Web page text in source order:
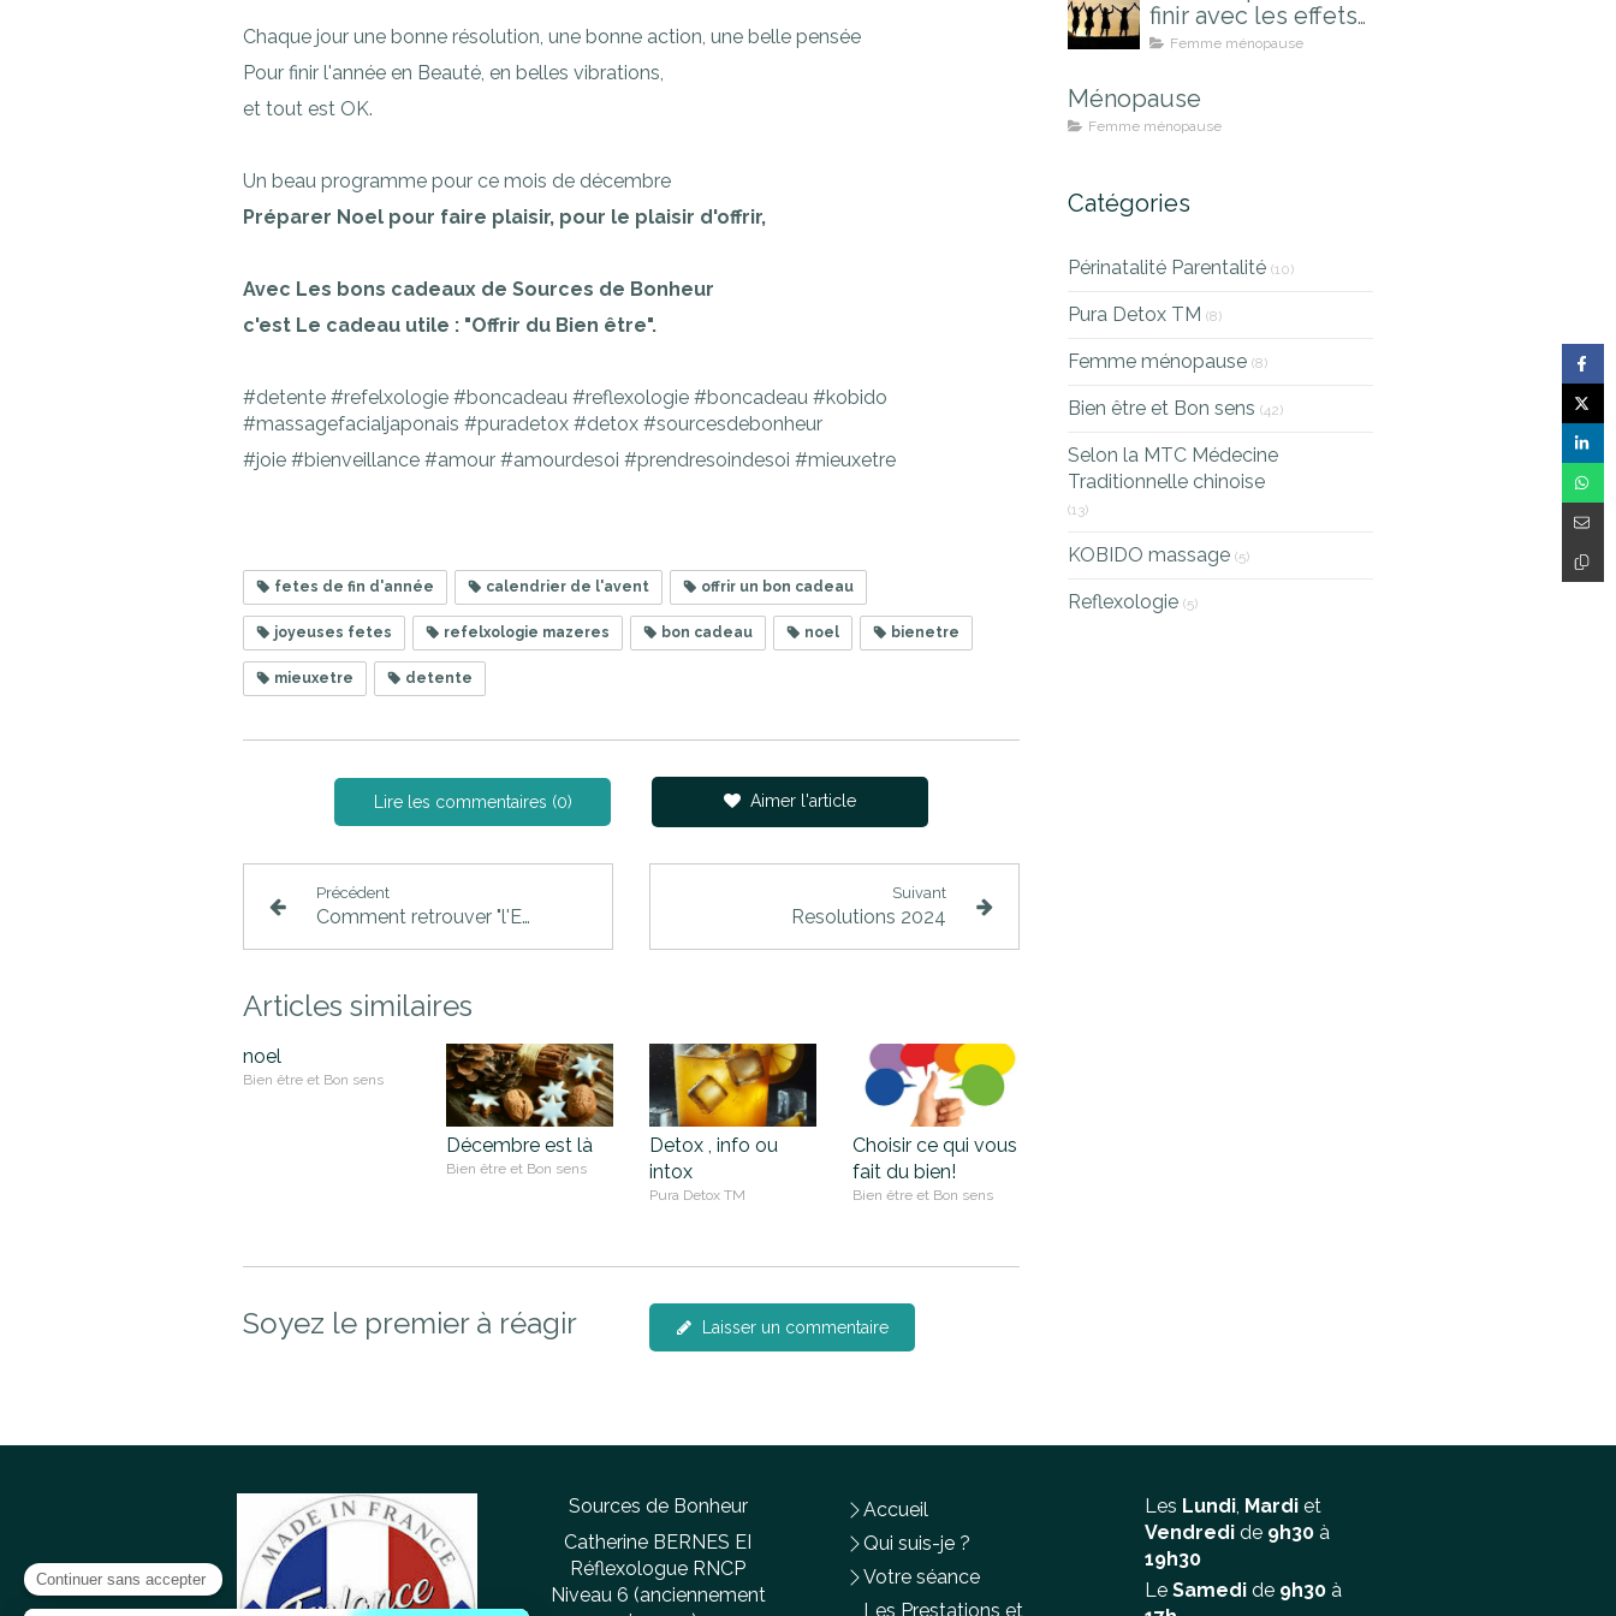
Chaque jour une bonne résolution, une bonne action, une belle pensée
Pour finir l'année en Beauté, en belles vibrations,
et tout est OK.
Un beau programme pour ce mois de décembre
Préparer Noel pour faire plaisir, pour le plaisir d'offrir,
Avec Les bons cadeaux de Sources de Bonheur
c'est Le cadeau utile : "Offrir du Bien être".
#detente #refelxologie #boncadeau #reflexologie #boncadeau #kobido
#massagefacialjaponais #puradetox #detox #sourcesdebonheur
#joie #bienveillance #amour #amourdesoi #prendresoindesoi #mieuxetre
fetes de fin d'année calendrier de l'avent offrir un bon cadeau
joyeuses fetes refelxologie mazeres bon cadeau noel bienetre
mieuxetre detente
Lire les commentaires (0) Aimer l'article
Précédent
Comment retrouver "l'Envie"?
Suivant
Resolutions 2024
Articles similaires
noel
Bien être et Bon sens
Décembre est là
Bien être et Bon sens
Detox , info ou
intox
Pura Detox TM
Choisir ce qui vous
fait du bien!
Bien être et Bon sens
Soyez le premier à réagir Laisser un commentaire
finir avec les effets
indésirables
Femme ménopause
Ménopause
Femme ménopause
Catégories
Périnatalité Parentalité (10)
Pura Detox TM (8)
Femme ménopause (8)
Bien être et Bon sens (42)
Selon la MTC Médecine
Traditionnelle chinoise
(13)
KOBIDO massage (5)
Reflexologie (5)
Sources de Bonheur
Catherine BERNES EI
Réflexologue RNCP
Niveau 6 (anciennement
Accueil
Qui suis-je ?
Votre séance
Les Prestations et
Les Lundi, Mardi et
Vendredi de 9h30 à
19h30
Le Samedi de 9h30 à